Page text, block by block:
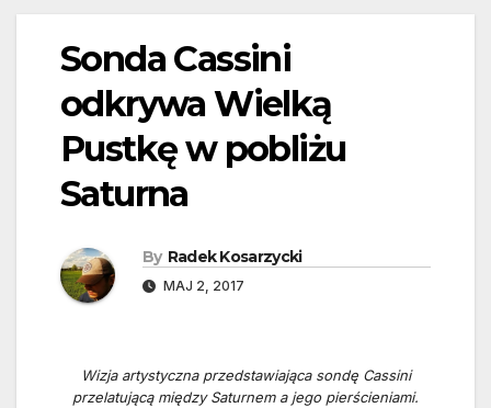
Sonda Cassini
odkrywa Wielką
Pustkę w pobliżu
Saturna
By Radek Kosarzycki
MAJ 2, 2017
Wizja artystyczna przedstawiająca sondę Cassini
przelatującą między Saturnem a jego pierścieniami.